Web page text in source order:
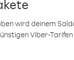
wird deinem
Viber-